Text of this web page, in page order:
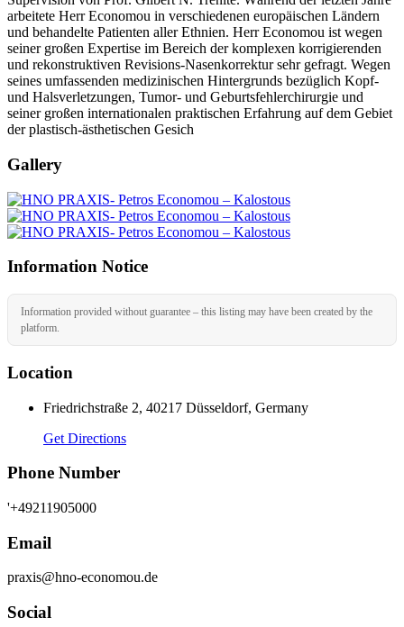
arbeitete Herr Economou in verschiedenen europäischen Ländern
und behandelte Patienten aller Ethnien. Herr Economou ist wegen
seiner großen Expertise im Bereich der komplexen korrigierenden
und rekonstruktiven Revisions-Nasenkorrektur sehr gefragt. Wegen
seines umfassenden medizinischen Hintergrunds bezüglich Kopf-
und Halsverletzungen, Tumor- und Geburtsfehlerchirurgie und
seiner großen internationalen praktischen Erfahrung auf dem Gebiet
der plastisch-ästhetischen Gesich
Gallery
Information Notice
Information provided without guarantee – this listing may have been created by the
platform.
Location
Friedrichstraße 2, 40217 Düsseldorf, Germany
Get Directions
Phone Number
'+49211905000
Email
praxis@hno-economou.de
Social